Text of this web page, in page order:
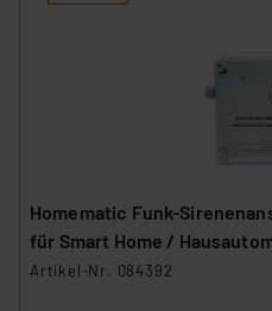
Homematic Funk-
für Smart Home /
Artikel-Nr. 084392